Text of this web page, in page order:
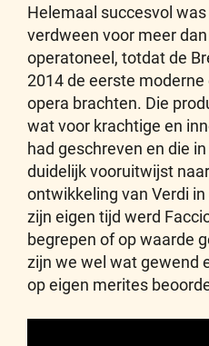
Helemaal succesvol
verdween voor meer
operatoneel, totdat de
2014 de eerste
opera brachten. Die
wat voor krachtige en
had geschreven en die
duidelijk vooruitwijst
ontwikkeling van Verdi in
zijn eigen tijd werd
begrepen of op waarde
zijn we wel wat gewend
op eigen merites